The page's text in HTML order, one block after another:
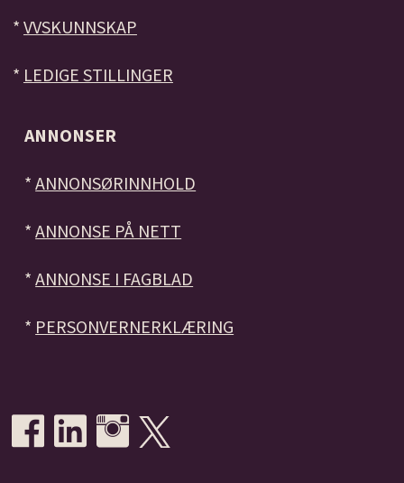
* VVSKUNNSKAP
* LEDIGE STILLINGER
ANNONSER
*ANNONSØRINNHOLD
*ANNONSE PÅ NETT
*ANNONSE I FAGBLAD
* PERSONVERNERKLÆRING